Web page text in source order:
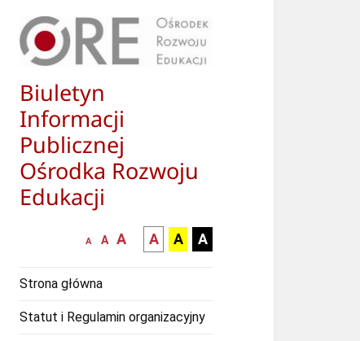
Biuletyn
Informacji
Publicznej
Ośrodka Rozwoju
Edukacji
mniejsza
A
normalna
A
większa-
czcionka
A
kontrast
czarny
białym
A
kontrast
czarny
zółtym
A
kontrast
żółty
A
Strona główna
Statut i Regulamin organizacyjny